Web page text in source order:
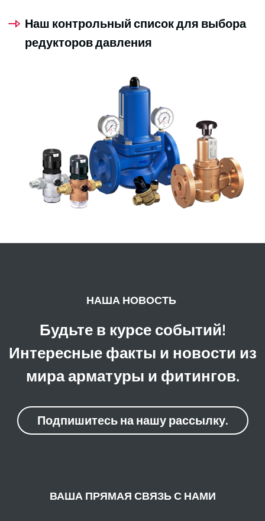
Наш контрольный список для выбора
редукторов давления
НАША НОВОСТЬ
Будьте в курсе событий!
Интересные факты и новости из
мира арматуры и фитингов.
Подпишитесь на нашу рассылку.
ВАША ПРЯМАЯ СВЯЗЬ С НАМИ